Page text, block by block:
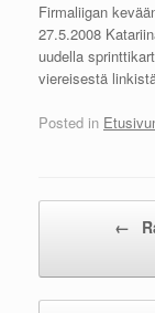
Firmaliigan
27.5.2008
uudella
viereisestä
Posted in
←